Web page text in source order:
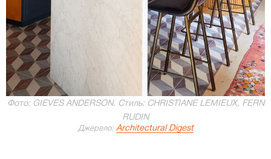
Фото: GIEVES ANDERSON. Стиль: CHRISTIANE LEMIEUX, FERN
RUDIN
Джерело: Architectural Digest